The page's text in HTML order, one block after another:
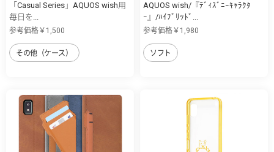
「Casual Series」AQUOS wish用
毎日を...
参考価格￥1,500
その他（ケース）
AQUOS wish/『ﾃﾞｨｽﾞﾆｰｷｬﾗｸﾀ
ｰ』/ﾊｲﾌﾞﾘｯﾄﾞ...
参考価格￥1,980
ソフト